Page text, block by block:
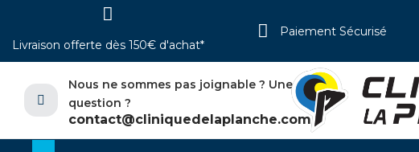
Livraison offerte dès 150€ d'achat*
Paiement Sécurisé
Nous ne sommes pas joignable ? Une
question ?
contact@cliniquedelaplanche.com